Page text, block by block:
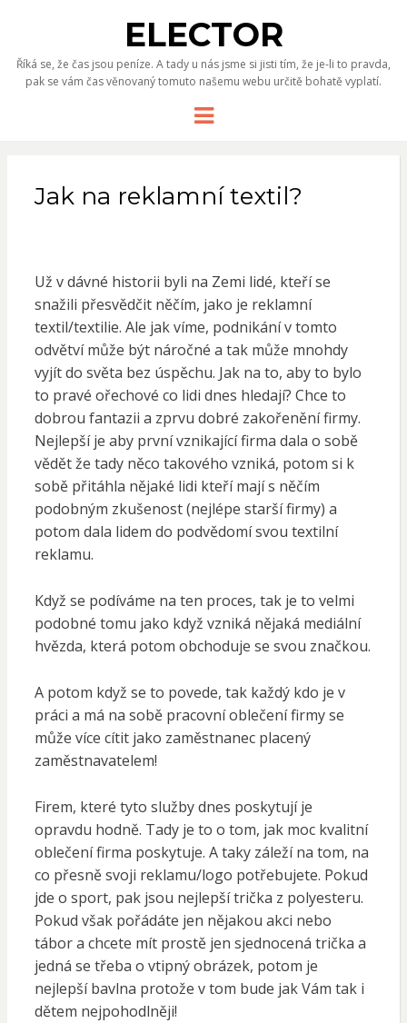
ELECTOR
Říká se, že čas jsou peníze. A tady u nás jsme si jisti tím, že je-li to pravda,
pak se vám čas věnovaný tomuto našemu webu určitě bohatě vyplatí.
Menu
Jak na reklamní textil?
Už v dávné historii byli na Zemi lidé, kteří se
snažili přesvědčit něčím, jako je reklamní
textil/textilie. Ale jak víme, podnikání v tomto
odvětví může být náročné a tak může mnohdy
vyjít do světa bez úspěchu. Jak na to, aby to bylo
to pravé ořechové co lidi dnes hledají? Chce to
dobrou fantazii a zprvu dobré zakořenění firmy.
Nejlepší je aby první vznikající firma dala o sobě
vědět že tady něco takového vzniká, potom si k
sobě přitáhla nějaké lidi kteří mají s něčím
podobným zkušenost (nejlépe starší firmy) a
potom dala lidem do podvědomí svou textilní
reklamu.
Když se podíváme na ten proces, tak je to velmi
podobné tomu jako když vzniká nějaká mediální
hvězda, která potom obchoduje se svou značkou.
A potom když se to povede, tak každý kdo je v
práci a má na sobě pracovní oblečení firmy se
může více cítit jako zaměstnanec placený
zaměstnavatelem!
Firem, které tyto služby dnes poskytují je
opravdu hodně. Tady je to o tom, jak moc kvalitní
oblečení firma poskytuje. A taky záleží na tom, na
co přesně svoji reklamu/logo potřebujete. Pokud
jde o sport, pak jsou nejlepší trička z polyesteru.
Pokud však pořádáte jen nějakou akci nebo
tábor a chcete mít prostě jen sjednocená trička a
jedná se třeba o vtipný obrázek, potom je
nejlepší bavlna protože v tom bude jak Vám tak i
dětem nejpohodlněji!